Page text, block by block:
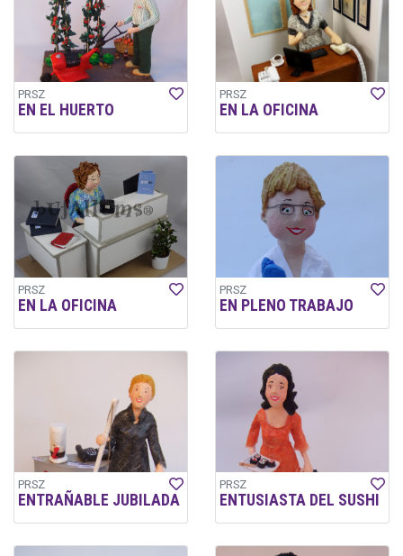
PRSZ
EN EL HUERTO
PRSZ
EN LA OFICINA
PRSZ
EN LA OFICINA
PRSZ
EN PLENO TRABAJO
PRSZ
ENTRAÑABLE JUBILADA
PRSZ
ENTUSIASTA DEL SUSHI